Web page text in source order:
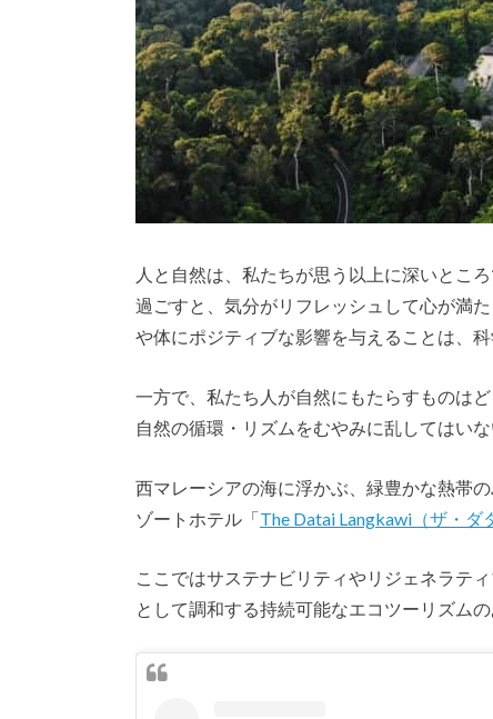
人と自然は、私たちが思う以上に深いとこ
過ごすと、気分がリフレッシュして心が満
や体にポジティブな影響を与えることは、科
一方で、私たち人が自然にもたらすものは
自然の循環・リズムをむやみに乱してはいな
西マレーシアの海に浮かぶ、緑豊かな熱帯
ゾートホテル「The Datai Langkawi（ザ・ダ
ここではサステナビリティやリジェネラテ
として調和する持続可能なエコツーリズム